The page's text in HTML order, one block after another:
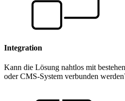
Integration
Kann die Lösung nahtlos mit
oder CMS-System verbunden